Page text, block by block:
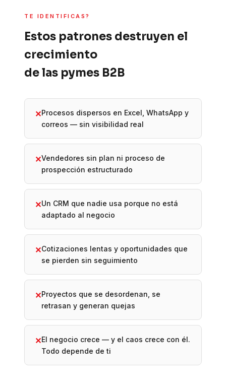
TE IDENTIFICAS?
Estos patrones destruyen el
crecimiento
de las pymes B2B
✕Procesos dispersos en Excel, WhatsApp y
correos — sin visibilidad real
✕Vendedores sin plan ni proceso de
prospección estructurado
✕Un CRM que nadie usa porque no está
adaptado al negocio
✕Cotizaciones lentas y oportunidades que
se pierden sin seguimiento
✕Proyectos que se desordenan, se
retrasan y generan quejas
✕El negocio crece — y el caos crece con él.
Todo depende de ti